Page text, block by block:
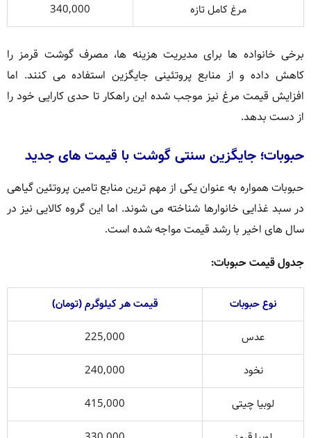
مرغ کامل تازه 340,000
برخی خانواده ها برای مدیریت هزینه ها، مصرف گوشت قرمز را
کاهش داده و از منابع پروتئینی جایگزین استفاده می کنند. اما
افزایش قیمت مرغ نیز موجب شده این راهکار تا حدی کارایی خود را
از دست بدهد.
حبوبات؛ جایگزین سنتی گوشت با قیمت های جدید
حبوبات همواره به عنوان یکی از مهم ترین منابع تامین پروتئین گیاهی
در سبد غذایی خانوارها شناخته می شوند. اما این گروه کالایی نیز در
سال های اخیر با رشد قیمت مواجه شده است.
جدول قیمت حبوبات:
نوع حبوبات
قیمت هر کیلوگرم (تومان)
عدس
225,000
نخود
240,000
لوبیا چیتی
415,000